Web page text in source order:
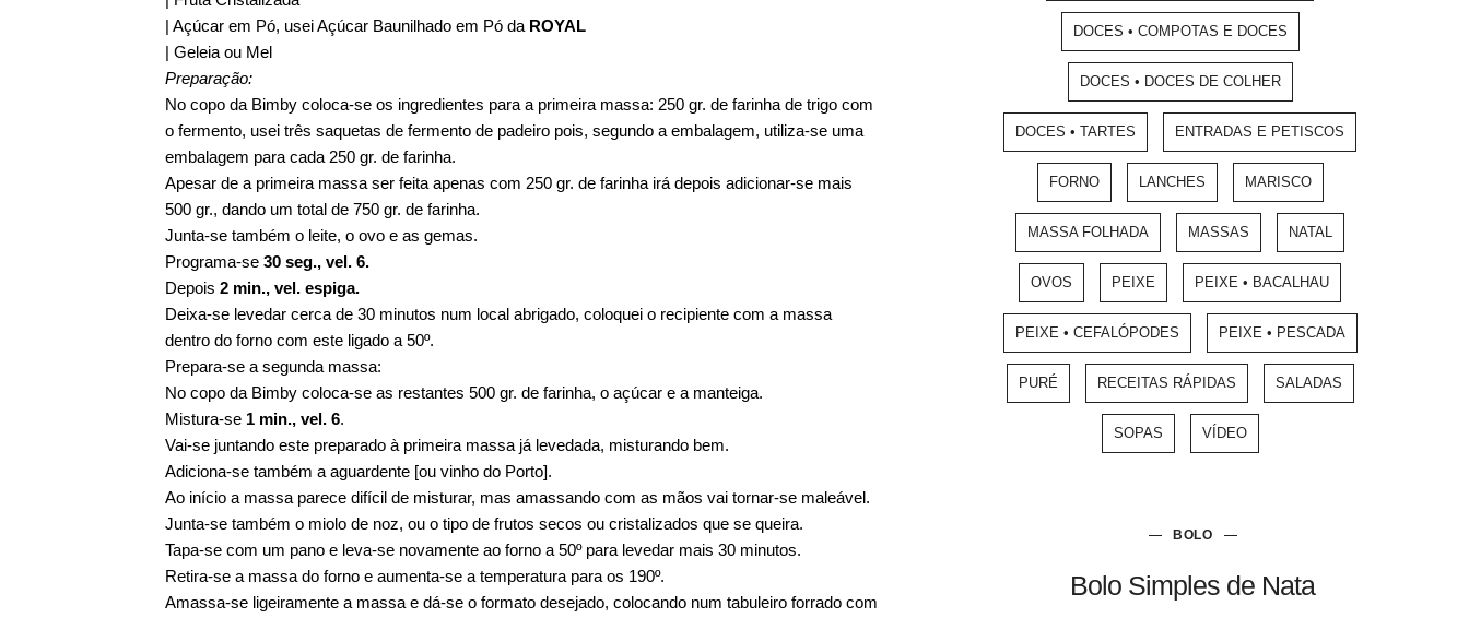
| Açúcar em Pó, usei Açúcar Baunilhado em Pó da ROYAL
| Geleia ou Mel
Preparação:
No copo da Bimby coloca-se os ingredientes para a primeira massa: 250 gr. de farinha de trigo com
o fermento, usei três saquetas de fermento de padeiro pois, segundo a embalagem, utiliza-se uma
embalagem para cada 250 gr. de farinha.
Apesar de a primeira massa ser feita apenas com 250 gr. de farinha irá depois adicionar-se mais
500 gr., dando um total de 750 gr. de farinha.
Junta-se também o leite, o ovo e as gemas.
Programa-se 30 seg., vel. 6.
Depois 2 min., vel. espiga.
Deixa-se levedar cerca de 30 minutos num local abrigado, coloquei o recipiente com a massa
dentro do forno com este ligado a 50º.
Prepara-se a segunda massa:
No copo da Bimby coloca-se as restantes 500 gr. de farinha, o açúcar e a manteiga.
Mistura-se 1 min., vel. 6.
Vai-se juntando este preparado à primeira massa já levedada, misturando bem.
Adiciona-se também a aguardente [ou vinho do Porto].
Ao início a massa parece difícil de misturar, mas amassando com as mãos vai tornar-se maleável.
Junta-se também o miolo de noz, ou o tipo de frutos secos ou cristalizados que se queira.
Tapa-se com um pano e leva-se novamente ao forno a 50º para levedar mais 30 minutos.
Retira-se a massa do forno e aumenta-se a temperatura para os 190º.
Amassa-se ligeiramente a massa e dá-se o formato desejado, colocando num tabuleiro forrado com
DOCES • COMPOTAS E DOCES
DOCES • DOCES DE COLHER
DOCES • TARTES ENTRADAS E PETISCOS
FORNO LANCHES MARISCO
MASSA FOLHADA MASSAS NATAL
OVOS PEIXE PEIXE • BACALHAU
PEIXE • CEFALÓPODES PEIXE • PESCADA
PURÉ RECEITAS RÁPIDAS SALADAS
SOPAS VÍDEO
BOLO
Bolo Simples de Nata